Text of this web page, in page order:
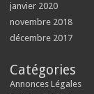
janvier 2020
novembre 2018
décembre 2017
Catégories
Annonces Légales